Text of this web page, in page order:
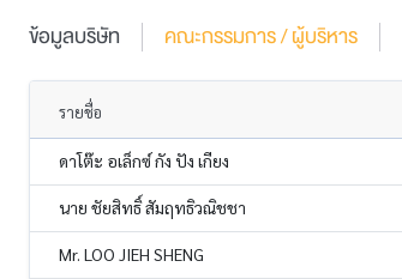
ข้อมูลบริษัท คณะกรรมการ / ผู้บริหาร
รายชื่อ
ดาโต๊ะ อเล็กซ์ กัง ปัง เกียง
นาย ชัยสิทธิ์ สัมฤทธิวณิชชา
Mr. LOO JIEH SHENG